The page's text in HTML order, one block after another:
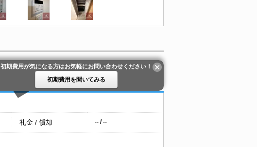
初期費用が気になる方はお気軽にお問い合わせください！
初期費用を聞いてみる
礼金 / 償却 -- / --